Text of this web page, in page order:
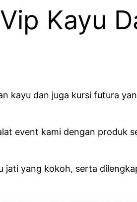
Kayu
kayu dan juga kursi futura
event kami dengan produk
yang kokoh, serta